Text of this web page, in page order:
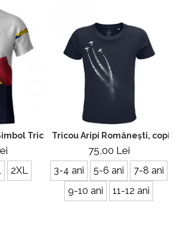
Tricolor, material tehnic sport,
2XL
Tricou Aripi Românești, copii,
75,00 Lei
3-4 ani 5-6 ani
7-8 ani
9-10 ani
11-12 ani